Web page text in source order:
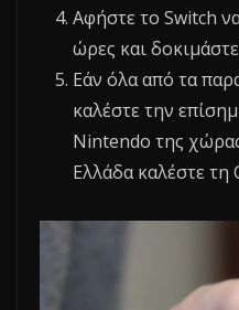
Αφήστε το Switch
ώρες και
Εάν όλα από τα
καλέστε την
Nintendo της
Ελλάδα καλέστε τη